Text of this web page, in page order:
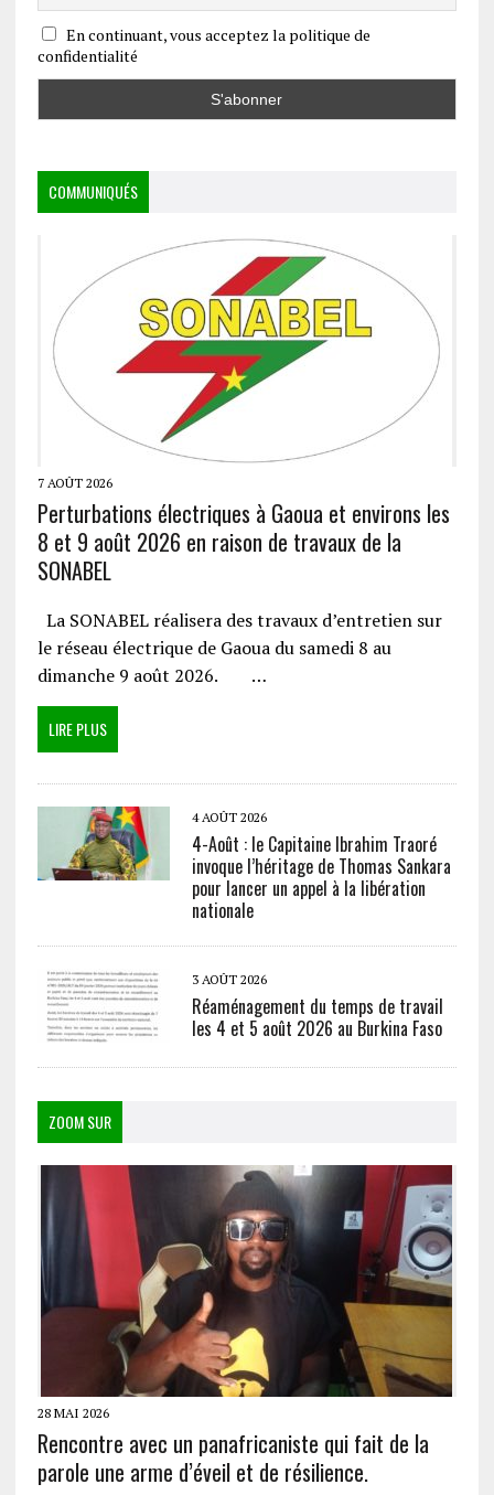
En continuant, vous acceptez la politique de
confidentialité
COMMUNIQUÉS
7 AOÛT 2026
Perturbations électriques à Gaoua et environs les
8 et 9 août 2026 en raison de travaux de la
SONABEL
La SONABEL réalisera des travaux d’entretien sur
le réseau électrique de Gaoua du samedi 8 au
dimanche 9 août 2026. …
LIRE PLUS
4 AOÛT 2026
4-Août : le Capitaine Ibrahim Traoré
invoque l’héritage de Thomas Sankara
pour lancer un appel à la libération
nationale
3 AOÛT 2026
Réaménagement du temps de travail
les 4 et 5 août 2026 au Burkina Faso
ZOOM SUR
28 MAI 2026
Rencontre avec un panafricaniste qui fait de la
parole une arme d’éveil et de résilience.